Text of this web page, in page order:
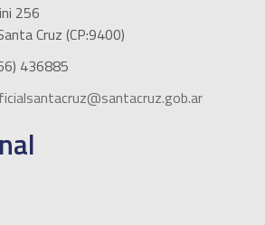
256
Cruz (CP:9400)
436885